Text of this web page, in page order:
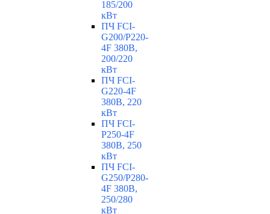
185/200
кВт
ПЧ FCI-
G200/P220-
4F 380В,
200/220
кВт
ПЧ FCI-
G220-4F
380В, 220
кВт
ПЧ FCI-
P250-4F
380В, 250
кВт
ПЧ FCI-
G250/P280-
4F 380В,
250/280
кВт